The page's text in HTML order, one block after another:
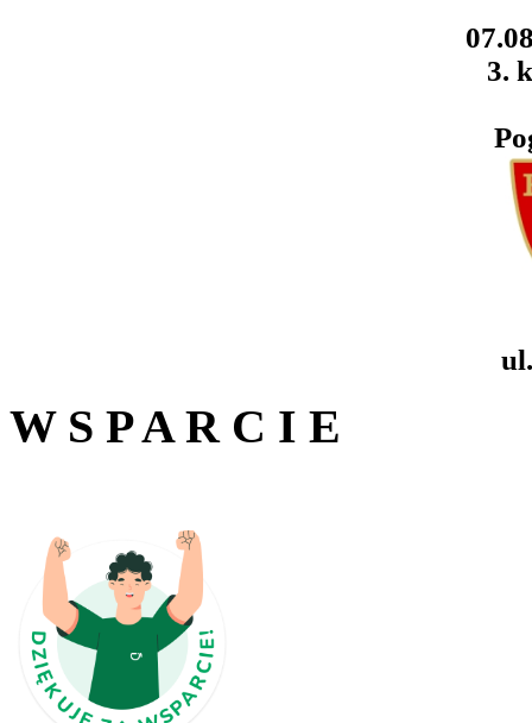
3.
W S P A R C I E